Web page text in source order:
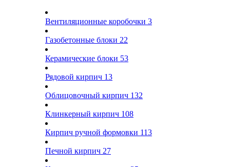
Вентиляционные коробочки 3
Газобетонные блоки 22
Керамические блоки 53
Рядовой кирпич 13
Облицовочный кирпич 132
Клинкерный кирпич 108
Кирпич ручной формовки 113
Печной кирпич 27